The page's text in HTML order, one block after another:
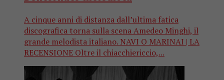
A cinque anni di distanza dall’ultima fatica
discografica torna sulla scena Amedeo Minghi, il
grande melodista italiano. NAVI O MARINAI | LA
RECENSIONE Oltre il chiacchiericcio,...